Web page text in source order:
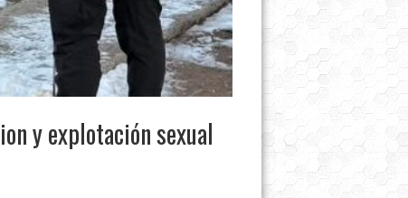
y explotación sexual